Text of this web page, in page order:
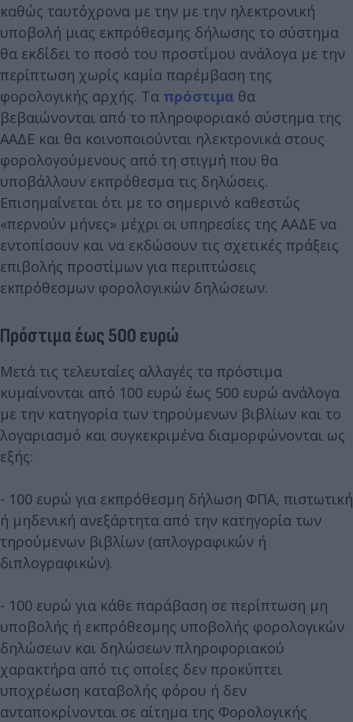
καθώς ταυτόχρονα με την με την ηλεκτρονική
υποβολή μιας εκπρόθεσμης δήλωσης το σύστημα
θα εκδίδει το ποσό του προστίμου ανάλογα με την
περίπτωση χωρίς καμία παρέμβαση της
φορολογικής αρχής. Τα πρόστιμα θα
βεβαιώνονται από το πληροφοριακό σύστημα της
ΑΑΔΕ και θα κοινοποιούνται ηλεκτρονικά στους
φορολογούμενους από τη στιγμή που θα
υποβάλλουν εκπρόθεσμα τις δηλώσεις.
Επισημαίνεται ότι με το σημερινό καθεστώς
«περνούν μήνες» μέχρι οι υπηρεσίες της ΑΑΔΕ να
εντοπίσουν και να εκδώσουν τις σχετικές πράξεις
επιβολής προστίμων για περιπτώσεις
εκπρόθεσμων φορολογικών δηλώσεων.
Πρόστιμα έως 500 ευρώ
Μετά τις τελευταίες αλλαγές τα πρόστιμα
κυμαίνονται από 100 ευρώ έως 500 ευρώ ανάλογα
με την κατηγορία των τηρούμενων βιβλίων και το
λογαριασμό και συγκεκριμένα διαμορφώνονται ως
εξής:
- 100 ευρώ για εκπρόθεσμη δήλωση ΦΠΑ, πιστωτική
ή μηδενική ανεξάρτητα από την κατηγορία των
τηρούμενων βιβλίων (απλογραφικών ή
διπλογραφικών).
- 100 ευρώ για κάθε παράβαση σε περίπτωση μη
υποβολής ή εκπρόθεσμης υποβολής φορολογικών
δηλώσεων και δηλώσεων πληροφοριακού
χαρακτήρα από τις οποίες δεν προκύπτει
υποχρέωση καταβολής φόρου ή δεν
ανταποκρίνονται σε αίτημα της Φορολογικής